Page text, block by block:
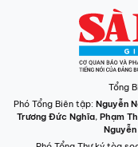
Tổng
Phó Tổng Biên tập: Nguyễn
Trương Đức Nghĩa, Phạm